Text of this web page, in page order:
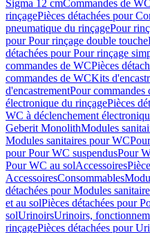
Sigma 12 cmCommandes de
rinçagePièces détachées pour
pneumatique du rinçagePour
pour Pour rinçage double touche
détachées pour Pour rinçage
commandes de WCPièces
commandes de WCKits
d'encastrementPour commandes
électronique du rinçagePièces
WC à déclenchement
Geberit MonolithModules
Modules sanitaires pour WC
pour Pour WC suspendusPour
Pour WC au solAccessoires
AccessoiresConsommables
détachées pour Modules
et au solPièces détachées pour
solUrinoirsUrinoirs,
rinçagePièces détachées pour